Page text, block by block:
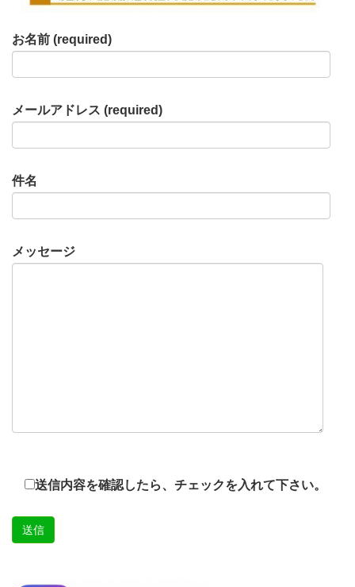
お名前 (required)
メールアドレス (required)
件名
メッセージ
送信内容を確認したら、チェックを入れて下さい。